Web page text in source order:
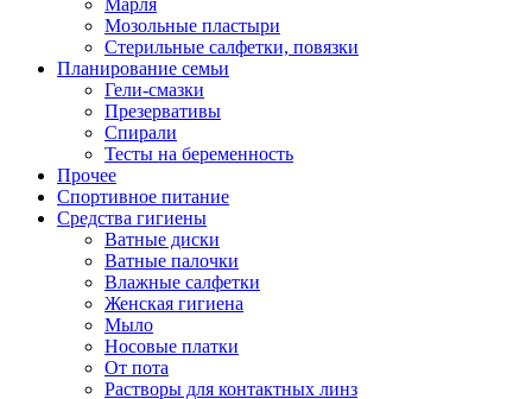
Марля
Мозольные пластыри
Стерильные салфетки, повязки
Планирование семьи
Гели-смазки
Презервативы
Спирали
Тесты на беременность
Прочее
Спортивное питание
Средства гигиены
Ватные диски
Ватные палочки
Влажные салфетки
Женская гигиена
Мыло
Носовые платки
От пота
Растворы для контактных линз